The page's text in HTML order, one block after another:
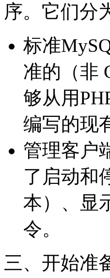
序。它们分
标准
准的（非
够从用
编写的现
管理客户
了启动和
本）、显
令。
三、开始准